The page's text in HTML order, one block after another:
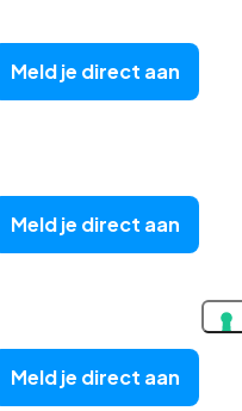
Meld je direct aan
Meld je direct aan
Meld je direct aan